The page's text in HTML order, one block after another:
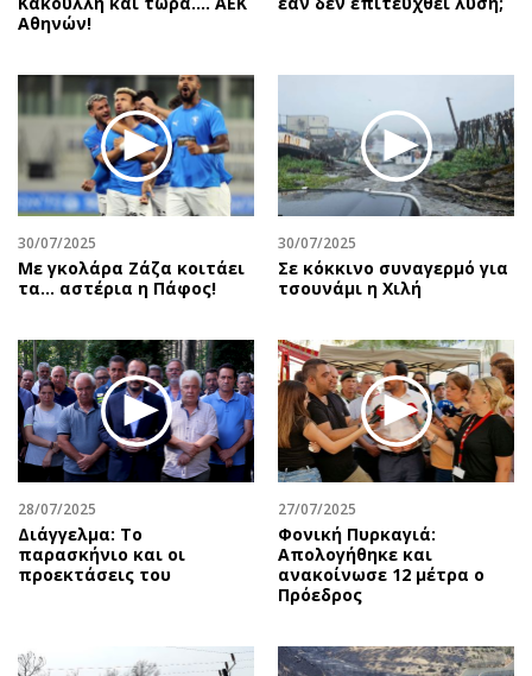
Αθηνών!
30/07/2025
Με γκολάρα Ζάζα κοιτάει
τα... αστέρια η Πάφος!
30/07/2025
Σε κόκκινο συναγερμό για
τσουνάμι η Χιλή
28/07/2025
Διάγγελμα: Το
παρασκήνιο και οι
προεκτάσεις του
27/07/2025
Φονική Πυρκαγιά:
Απολογήθηκε και
ανακοίνωσε 12 μέτρα ο
Πρόεδρος